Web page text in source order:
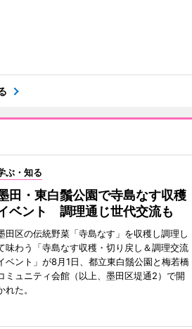
ぶ・知る
田・東白鬚公園で寺島なす収穫
ベント 調理通じ世代交流も
田区の伝統野菜「寺島なす」を収穫し調理し
味わう「寺島なす収穫・切り戻し＆調理交流
ベント」が8月1日、都立東白鬚公園と梅若橋
ミュニティ会館（以上、墨田区堤通2）で開
れた。